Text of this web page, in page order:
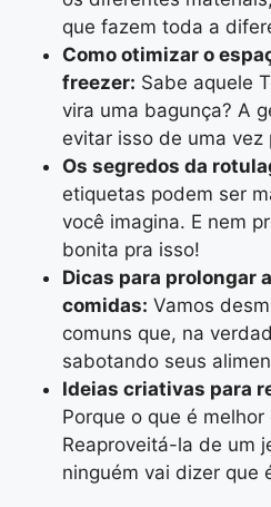
que fazem toda a
Como otimizar o
freezer: Sabe aquele
vira uma bagunça? A
evitar isso de uma vez
Os segredos da
etiquetas podem ser
você imagina. E nem
bonita pra isso!
Dicas para prolongar
comidas: Vamos
comuns que, na
sabotando seus
Ideias criativas para
Porque o que é
Reaproveitá-la de um
ninguém vai dizer que